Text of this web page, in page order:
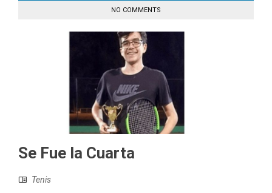
NO COMMENTS
Se Fue la Cuarta
Tenis